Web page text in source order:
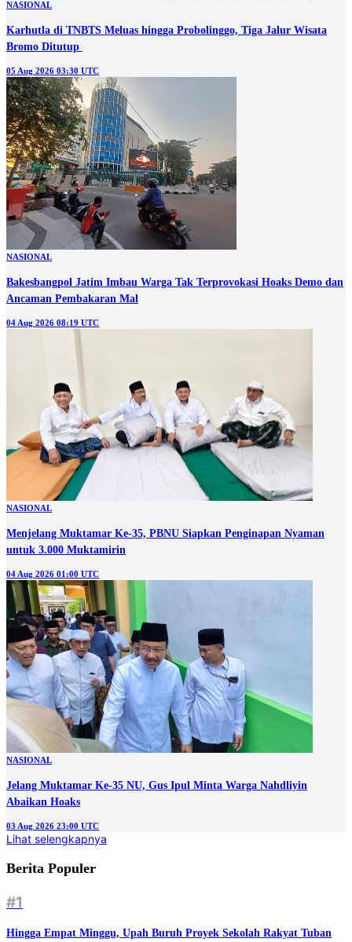
NASIONAL
Karhutla di TNBTS Meluas hingga Probolinggo, Tiga Jalur Wisata
05 Aug 2026 03:30 UTC
NASIONAL
Bakesbangpol Jatim Imbau Warga Tak Terprovokasi Hoaks Demo dan
Ancaman Pembakaran Mal
04 Aug 2026 08:19 UTC
NASIONAL
Menjelang Muktamar Ke-35, PBNU Siapkan Penginapan Nyaman
untuk 3.000 Muktamirin
04 Aug 2026 01:00 UTC
NASIONAL
Jelang Muktamar Ke-35 NU, Gus Ipul Minta Warga Nahdliyin
Abaikan Hoaks
03 Aug 2026 23:00 UTC
Lihat selengkapnya
Berita Populer
#1
Hingga Empat Minggu, Upah Buruh Proyek Sekolah Rakyat Tuban